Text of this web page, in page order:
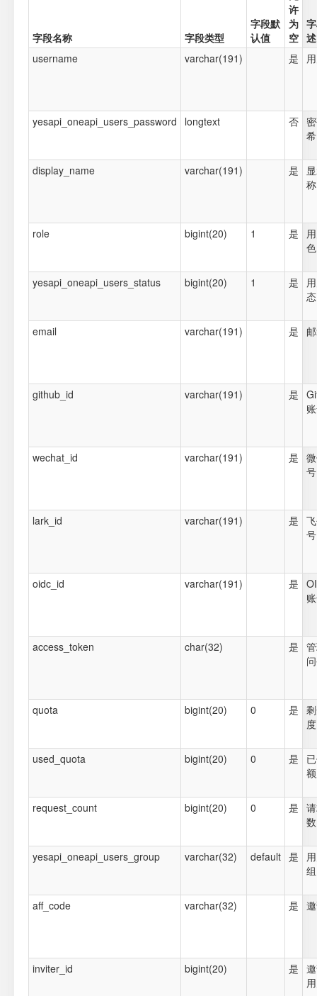
字段名称 字段类型
字段默
认值
许
为
空 述
username
varchar(191) 是
yesapi_oneapi_users_password longtext 否
希
display_name varchar(191) 是
称
role bigint(20) 1 是
色
yesapi_oneapi_users_status bigint(20) 1 是
态
email varchar(191) 是
github_id varchar(191) 是
wechat_id varchar(191) 是
lark_id varchar(191) 是
oidc_id varchar(191) 是
access_token char(32) 是
quota bigint(20) 0 是
度
used_quota bigint(20) 0 是
request_count bigint(20) 0 是
数
yesapi_oneapi_users_group varchar(32) default 是
组
aff_code varchar(32) 是
inviter_id bigint(20) 是